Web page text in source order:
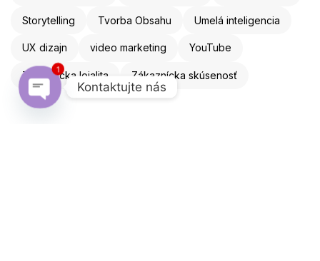
Storytelling Tvorba Obsahu Umelá inteligencia
UX dizajn video marketing YouTube
Zákaznícka lojalita Zákaznícka skúsenosť
Kontaktujte nás
1